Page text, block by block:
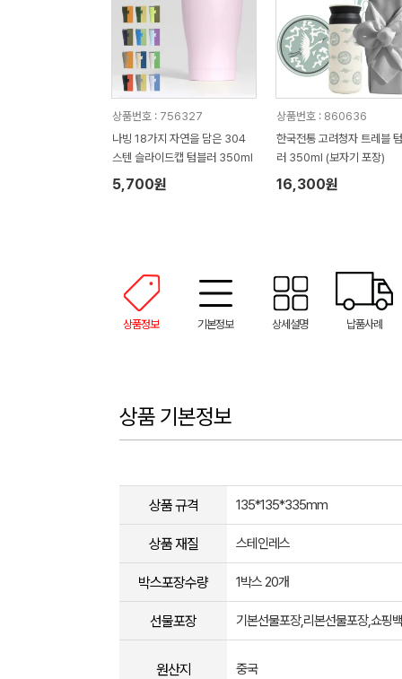
상품번호 : 756327
나빙 18가지 자연을 담은 304
스텐 슬라이드캡 텀블러 350ml
5,700원
상품번호 : 860636
한국전통 고려청자 트레블
러 350ml (보자기 포장)
16,300원
상품정보 기본정보 상세설명 납품사례
상품 기본정보
상품 규격 135*135*335mm
상품 재질 스테인레스
박스포장수량 1박스 20개
선물포장 기본선물포장,리본선물포장,쇼핑백
원산지 중국